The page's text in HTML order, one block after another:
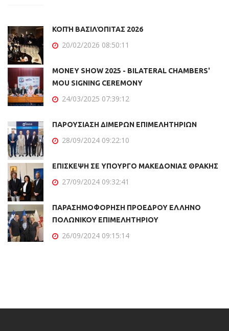
ΚΟΠΉ ΒΑΣΙΛΌΠΙΤΑΣ 2026
20/02/2026 08:50:11
MONEY SHOW 2025 - BILATERAL CHAMBERS'
MOU SIGNING CEREMONY
24/03/2025 07:39:12
ΠΑΡΟΥΣΙΑΣΗ ΔΙΜΕΡΩΝ ΕΠΙΜΕΛΗΤΗΡΙΩΝ
28/09/2024 09:22:10
ΕΠΙΣΚΕΨΗ ΣΕ ΥΠΟΥΡΓΟ ΜΑΚΕΔΟΝΙΑΣ ΘΡΑΚΗΣ
27/09/2024 09:32:41
ΠΑΡΑΣΗΜΟΦΟΡΗΣΗ ΠΡΟΕΔΡΟΥ ΕΛΛΗΝΟ
ΠΟΛΩΝΙΚΟΥ ΕΠΙΜΕΛΗΤΗΡΙΟΥ
26/09/2024 09:15:14